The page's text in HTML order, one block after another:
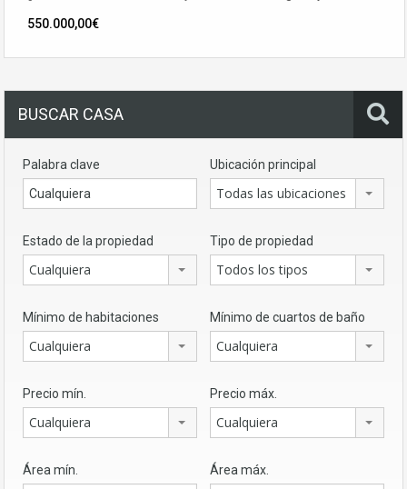
550.000,00€
BUSCAR CASA
Palabra clave Ubicación principal
Todas las ubicaciones
Estado de la propiedad
Cualquiera
Tipo de propiedad
Todos los tipos
Mínimo de habitaciones
Cualquiera
Mínimo de cuartos de baño
Cualquiera
Precio mín.
Cualquiera
Precio máx.
Cualquiera
Área mín. Área máx.